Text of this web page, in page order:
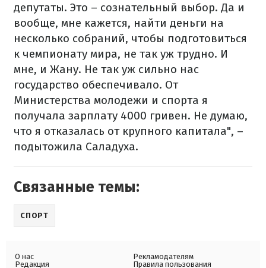
депутаты. Это – сознательный выбор. Да и
вообще, мне кажется, найти деньги на
несколько собраний, чтобы подготовиться
к чемпионату мира, не так уж трудно. И
мне, и Жану. Не так уж сильно нас
государство обеспечивало. От
Министерства молодежи и спорта я
получала зарплату 4000 гривен. Не думаю,
что я отказалась от крупного капитала", –
подытожила Саладуха.
Связанные темы:
СПОРТ
О нас
Редакция
Рекламодателям
Правила пользования